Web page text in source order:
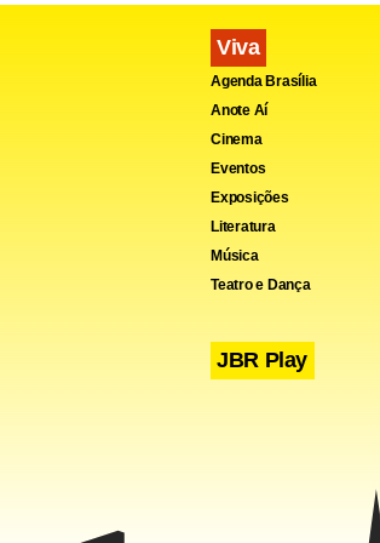
função dessa
Viva
Agenda Brasília
Anote Aí
Cinema
Eventos
Exposições
Literatura
Música
Teatro e Dança
JBR Play